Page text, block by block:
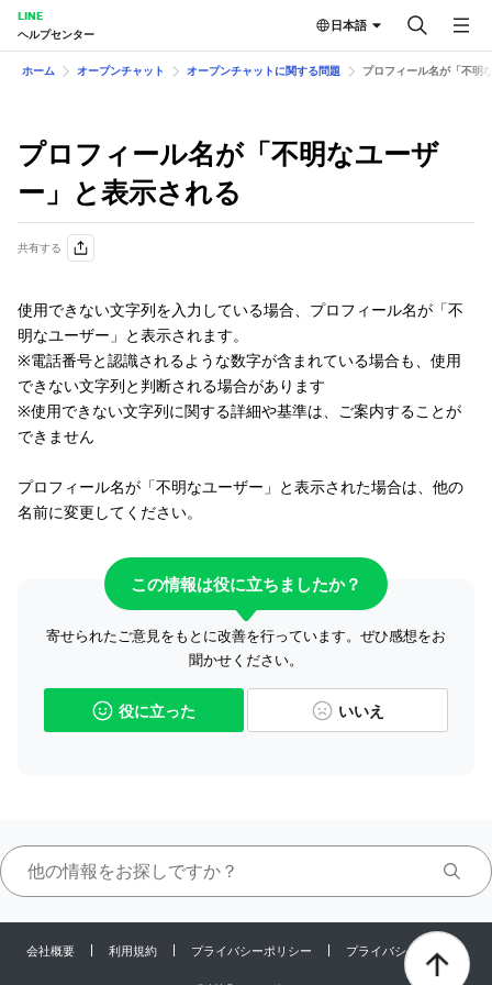
LINE
ヘルプセンター
日本語
ホーム オープンチャット オープンチャットに関する問題 プロフィール名が「不明
プロフィール名が「不明なユーザ
ー」と表示される
共有する
使用できない文字列を入力している場合、プロフィール名が「不
明なユーザー」と表示されます。
※電話番号と認識されるような数字が含まれている場合も、使用
できない文字列と判断される場合があります
※使用できない文字列に関する詳細や基準は、ご案内することが
できません
プロフィール名が「不明なユーザー」と表示された場合は、他の
名前に変更してください。
この情報は役に立ちましたか？
寄せられたご意見をもとに改善を行っています。ぜひ感想をお
聞かせください。
役に立った いいえ
会社概要 利用規約 プライバシーポリシー プライバシーセンター